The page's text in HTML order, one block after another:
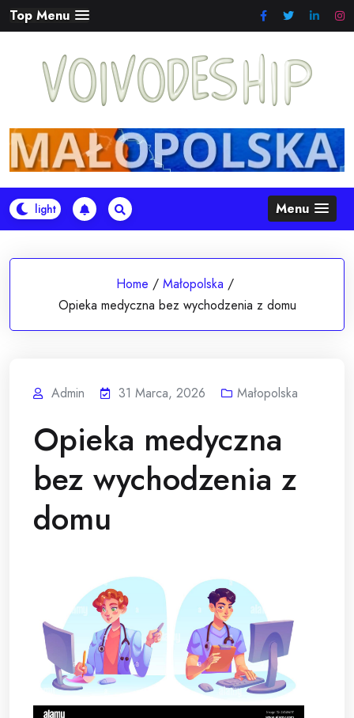
Skip
to
Top Menu
Menu
Home / Małopolska /
Opieka medyczna bez wychodzenia z domu
Admin 31 Marca, 2026 Małopolska
Opieka medyczna
bez wychodzenia z
domu